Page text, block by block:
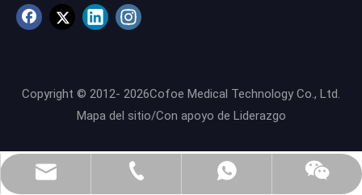
export@cofoe.com
(86) 0731-84150099
86-13705288331
86-13705288331
Copyright © 2012- 2026Cofoe Medical Technology Co., Ltd.
Mapa del sitio/Con apoyo de Liderazgo